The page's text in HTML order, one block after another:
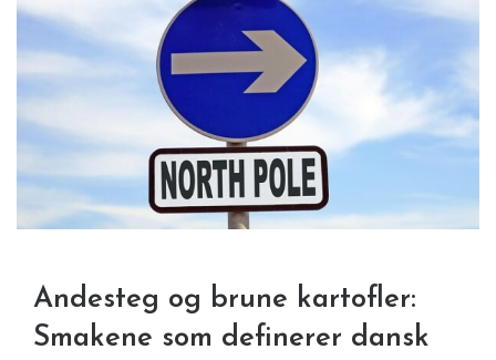
Andesteg og brune kartofler:
Smakene som definerer dansk